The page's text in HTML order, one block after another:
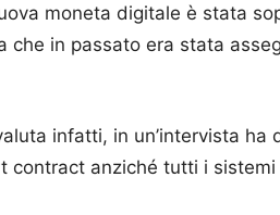
moneta digitale è stata
che in passato era stata
infatti, in un’intervista ha
contract anziché tutti i